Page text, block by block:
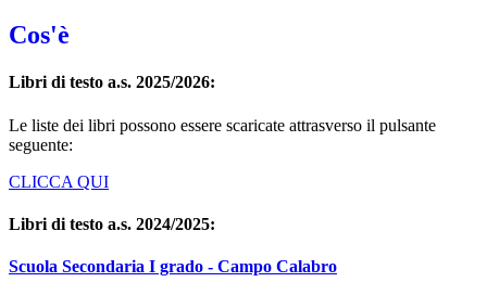
Cos'è
Libri di testo a.s. 2025/2026:
Le liste dei libri possono essere scaricate attrasverso il pulsante
seguente:
CLICCA QUI
Libri di testo a.s. 2024/2025:
Scuola Secondaria I grado - Campo Calabro